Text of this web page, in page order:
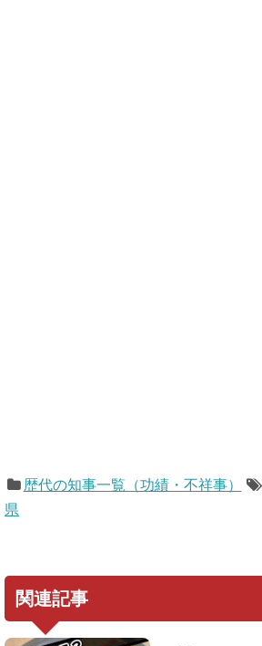
歴代の知事一覧（功績・不祥事）
県
関連記事